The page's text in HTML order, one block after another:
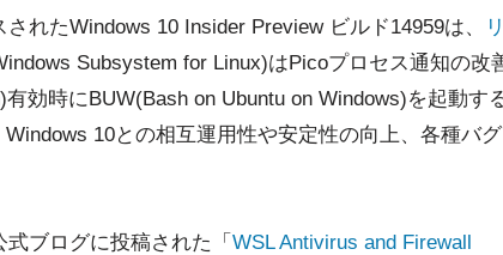
れたWindows 10 Insider Preview ビルド14959は、
Subsystem for Linux)はPicoプロセス通知の改
効時にBUW(Bash on Ubuntu on Windows)を起動す
10との相互運用性や安定性の向上、各種バ
ブログに投稿された「 WSL Antivirus and Firewall